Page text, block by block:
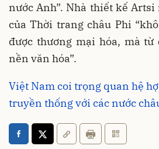
nước Anh”. Nhà thiết kế
của Thời trang châu Phi
được thương mại hóa, mà
nền văn hóa”.
Việt Nam coi trọng quan hệ
truyền thống với các nước